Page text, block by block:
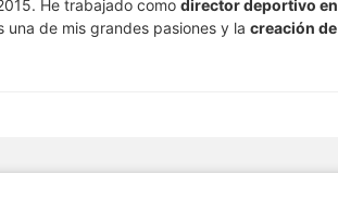
He trabajado como director deportivo en
de mis grandes pasiones y la creación de